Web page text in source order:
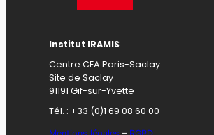
Institut IRAMIS
Centre CEA Paris-Saclay
Site de Saclay
91191 Gif-sur-Yvette
Tél. : +33 (0)1 69 08 60 00